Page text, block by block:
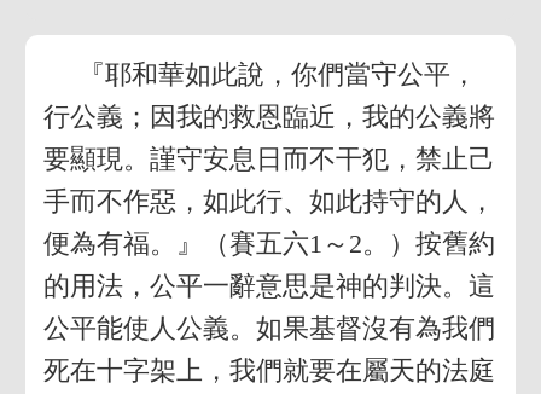
『耶和華如此說，你們當守公平，
行公義；因我的救恩臨近，我的公義將
要顯現。謹守安息日而不干犯，禁止己
手而不作惡，如此行、如此持守的人，
便為有福。』（賽五六1～2。）按舊約
的用法，公平一辭意思是神的判決。這
公平能使人公義。如果基督沒有為我們
死在十字架上，我們就要在屬天的法庭